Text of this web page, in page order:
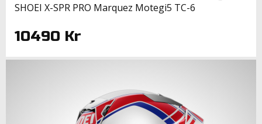
SHOEI X-SPR PRO Marquez Motegi5 TC-6
10490 Kr